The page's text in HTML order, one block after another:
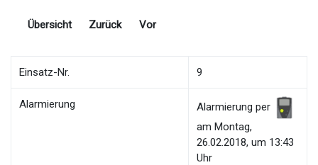
Übersicht Zurück Vor
Einsatz-Nr. 9
Alarmierung
Alarmierung per
am Montag,
26.02.2018, um 13:43
Uhr